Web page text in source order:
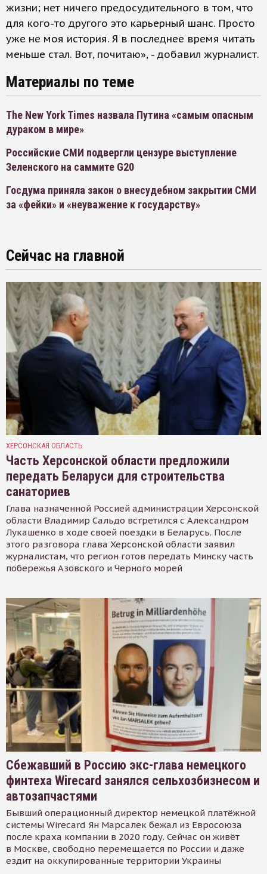
жизни; нет ничего предосудительного в том, что
для кого-то другого это карьерный шанс. Просто
уже не моя история. Я в последнее время читать
меньше стал. Вот, почитаю», - добавил журналист.
Материалы по теме
The New York Times назвала Путина «самым опасным
дураком в мире»
Российские СМИ подвергли цензуре выступление
Зеленского на саммите G20
Госдума приняла закон о внесудебном закрытии СМИ
за «фейки» и «неуважение к государству»
Сейчас на главной
ХЕРСОНСКАЯ ОБЛАСТЬ
Часть Херсонской области предложили
передать Беларуси для строительства
санаториев
Глава назначенной Россией администрации Херсонской
области Владимир Сальдо встретился с Александром
Лукашенко в ходе своей поездки в Беларусь. После
этого разговора глава Херсонской области заявил
журналистам, что регион готов передать Минску часть
побережья Азовского и Черного морей
Сбежавший в Россию экс-глава немецкого
финтеха Wirecard занялся сельхозбизнесом и
автозапчастями
Бывший операционный директор немецкой платёжной
системы Wirecard Ян Марсалек бежал из Евросоюза
после краха компании в 2020 году. Сейчас он живёт
в Москве, свободно перемещается по России и даже
ездит на оккупированные территории Украины